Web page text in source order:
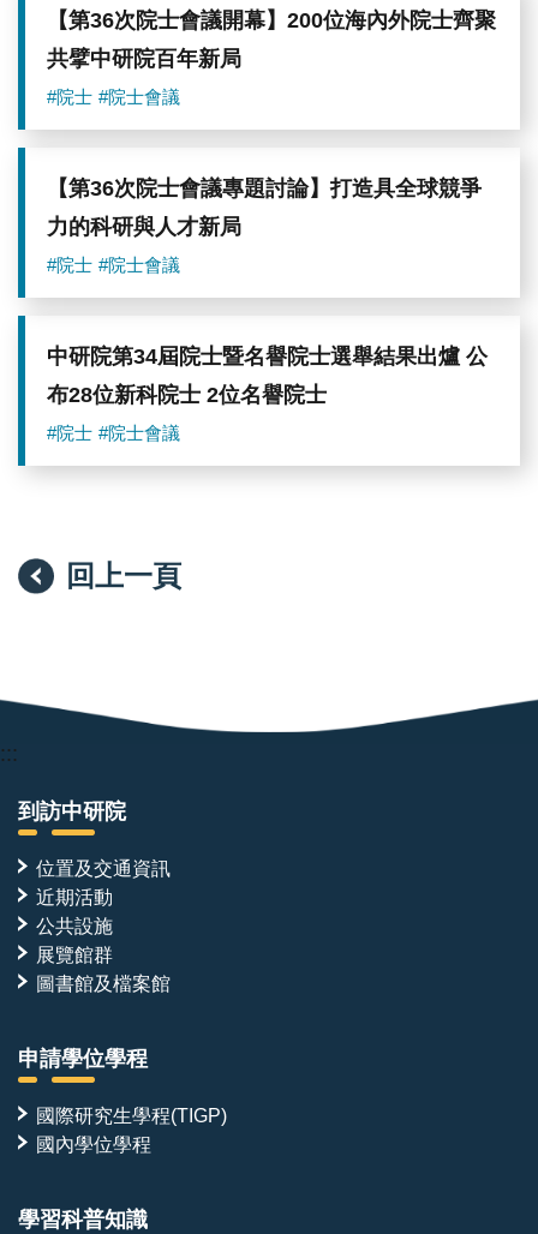
院
【第36次院士會議開幕】200位海內外院士齊聚
共擘中研院百年新局
#院士 #院士會議
【第36次院士會議專題討論】打造具全球競爭
力的科研與人才新局
#院士 #院士會議
中研院第34屆院士暨名譽院士選舉結果出爐 公
布28位新科院士 2位名譽院士
#院士 #院士會議
回上一頁
:::
到訪中研院
位置及交通資訊
近期活動
公共設施
展覽館群
圖書館及檔案館
申請學位學程
國際研究生學程(TIGP)
國內學位學程
學習科普知識